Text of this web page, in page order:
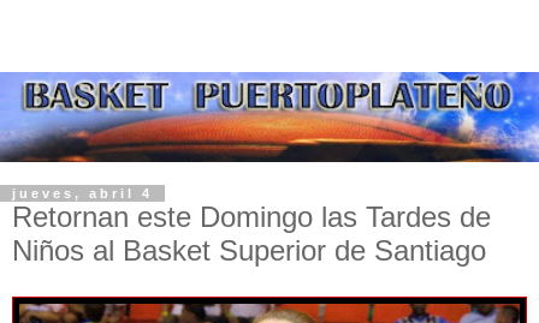
jueves, abril 4
Retornan este Domingo las Tardes de
Niños al Basket Superior de Santiago